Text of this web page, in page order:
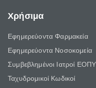
Χρήσιμα
Εφημερεύοντα Φαρμακεία
Εφημερεύοντα Νοσοκομεία
Συμβεβλημένοι Ιατροί
Ταχυδρομικοί Κωδικοί